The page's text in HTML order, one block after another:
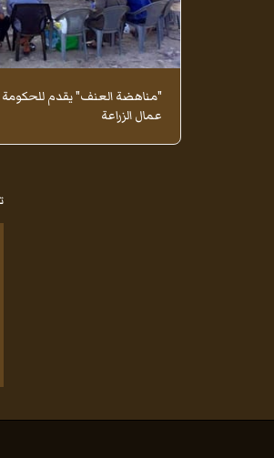
"مناهضة العنف" يقدم
عمال الزراعة